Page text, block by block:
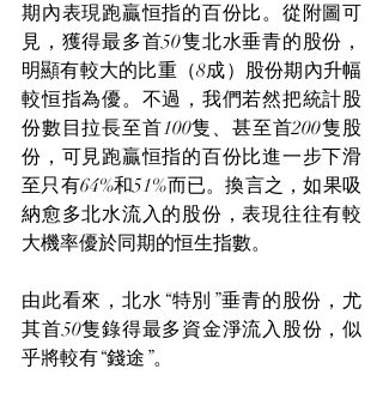
期內表現跑贏恒指的百份比。從附圖可
見，獲得最多首50隻北水垂青的股份，
明顯有較大的比重（8成）股份期內升幅
較恒指為優。不過，我們若然把統計股
份數目拉長至首100隻、甚至首200隻股
份，可見跑贏恒指的百份比進一步下滑
至只有64%和51%而已。換言之，如果吸
納愈多北水流入的股份，表現往往有較
大機率優於同期的恒生指數。
由此看來，北水“特別”垂青的股份，尤
其首50隻錄得最多資金淨流入股份，似
乎將較有“錢途”。